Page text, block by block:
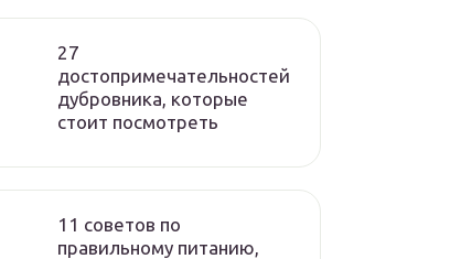
27
достопримечательностей
дубровника, которые
стоит посмотреть
11 советов по
правильному питанию,